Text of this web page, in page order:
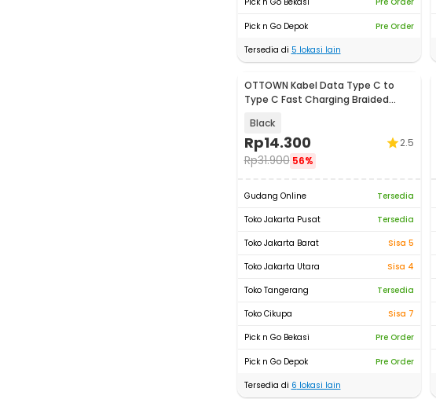
Pick n Go Depok
Pre Order
Tersedia di 5 lokasi lain
OTTOWN Kabel Data Type C to
Type C Fast Charging Braided
Black
Rp14.300
Rp31.900 56%
2.5
Gudang Online
Tersedia
Toko Jakarta Pusat
Tersedia
Toko Jakarta Barat
Sisa 5
Toko Jakarta Utara
Sisa 4
Toko Tangerang
Tersedia
Toko Cikupa
Sisa 7
Pick n Go Bekasi
Pre Order
Pick n Go Depok
Pre Order
Tersedia di 6 lokasi lain